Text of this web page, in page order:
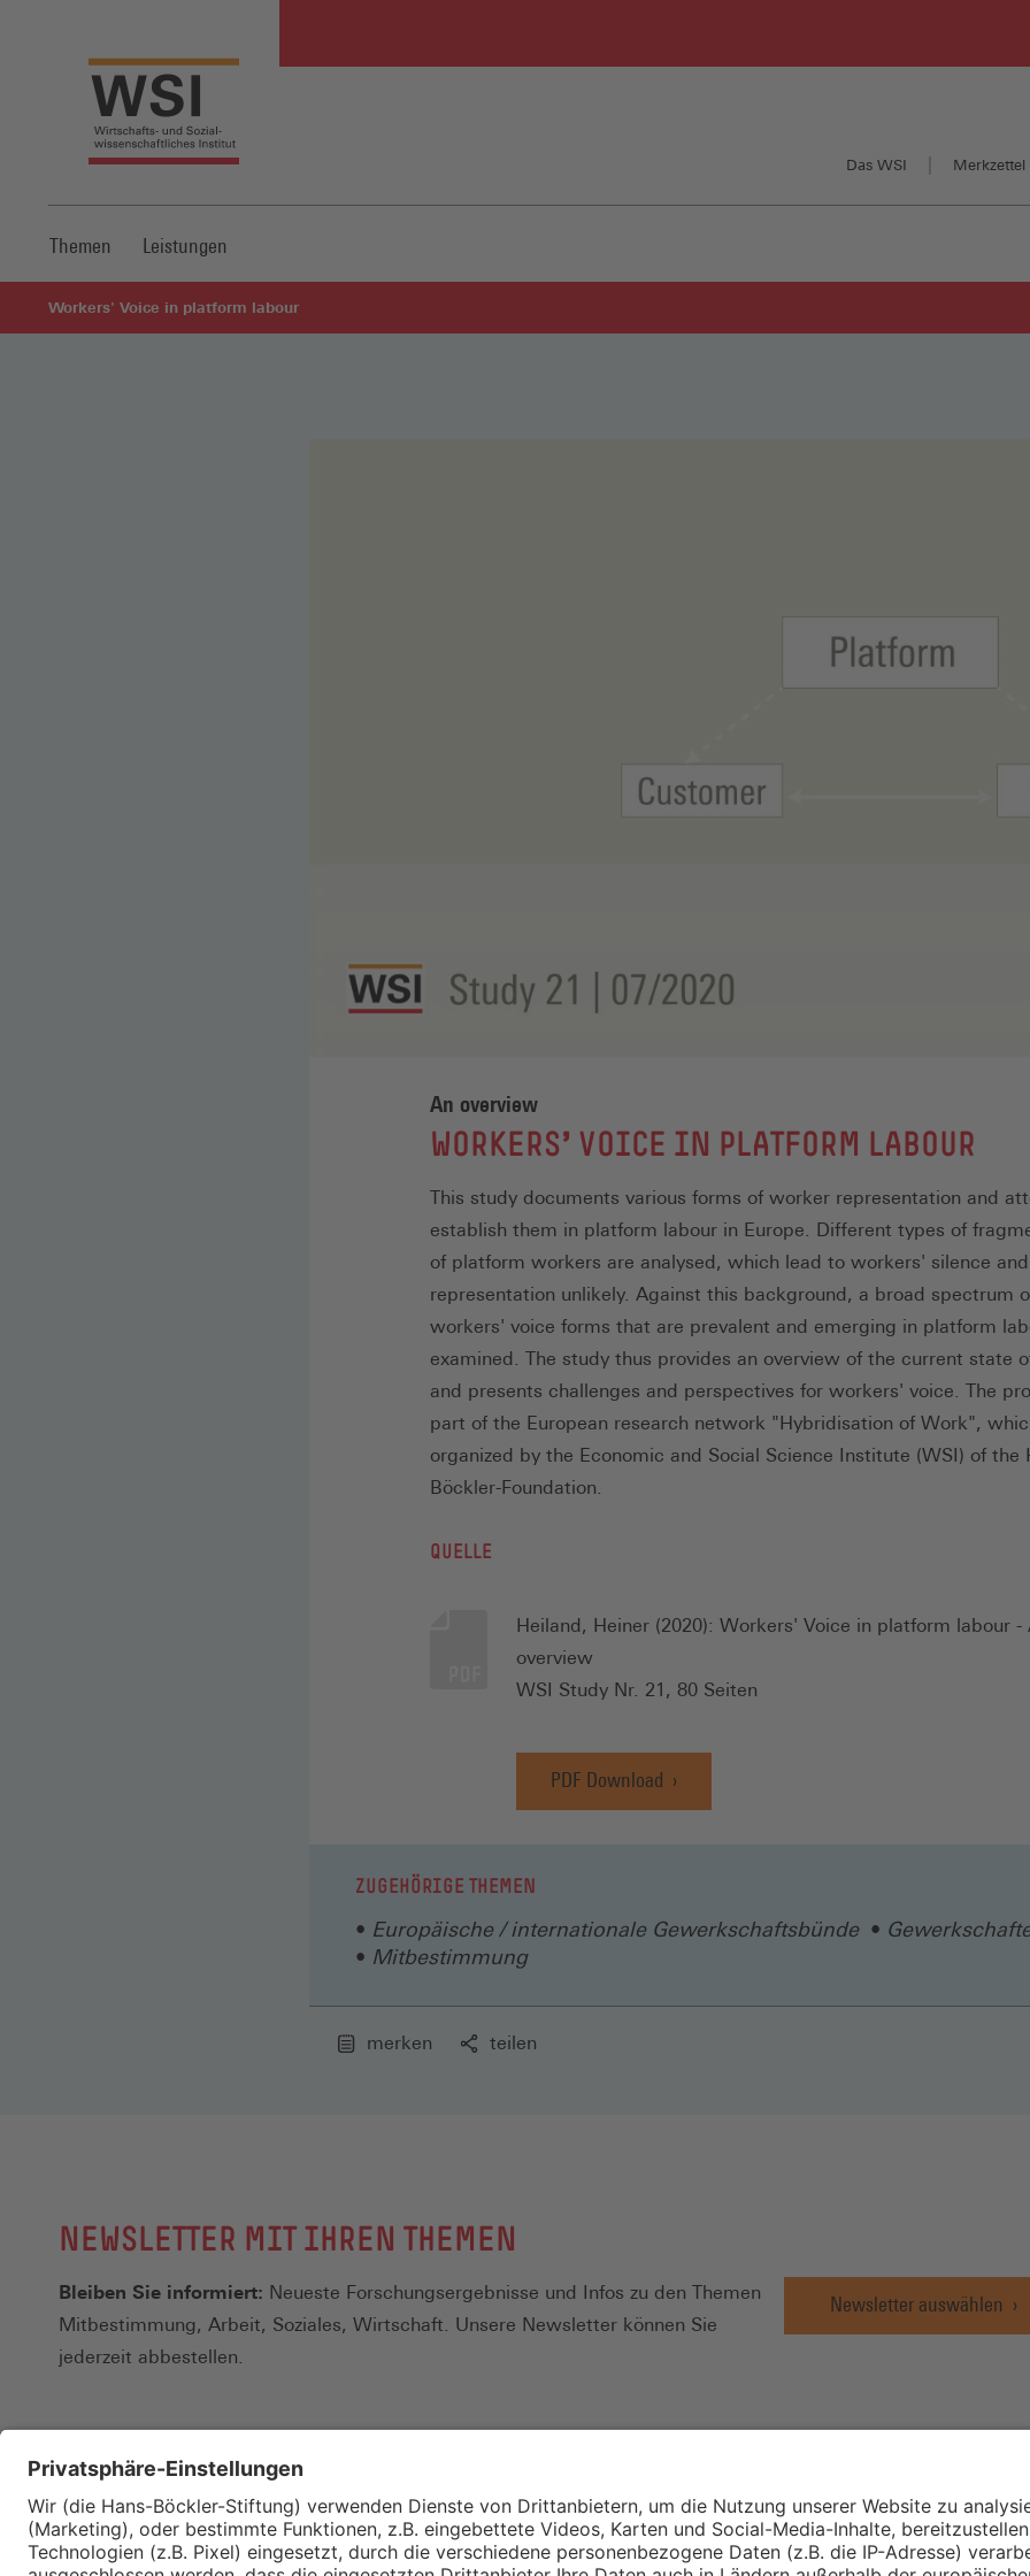
Das WSI Merkzettel
Themen Leistungen
Workers' Voice in platform labour
An overview
:
WORKERS' VOICE IN PLATFORM LABOUR
This study documents various forms of worker representation and
establish them in platform labour in Europe. Different types of
of platform workers are analysed, which lead to workers' silence
representation unlikely. Against this background, a broad spectrum
workers' voice forms that are prevalent and emerging in platform
examined. The study thus provides an overview of the current state
and presents challenges and perspectives for workers' voice. The
part of the European research network "Hybridisation of Work",
organized by the Economic and Social Science Institute (WSI) of the
Böckler-Foundation.
QUELLE
Heiland, Heiner (2020): Workers' Voice in platform labour -
overview
WSI Study Nr. 21, 80 Seiten
PDF Download
ZUGEHÖRIGE THEMEN
Europäische / internationale Gewerkschaftsbünde
Mitbestimmung
merken teilen
NEWSLETTER MIT IHREN THEMEN
Bleiben Sie informiert: Neueste Forschungsergebnisse und Infos zu den Themen
Mitbestimmung, Arbeit, Soziales, Wirtschaft. Unsere Newsletter können Sie
jederzeit abbestellen.
Newsletter auswählen
Kontakt
Wirtschafts- und